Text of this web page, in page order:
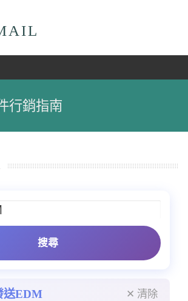
行銷指南
搜尋
送EDM ✕ 清除